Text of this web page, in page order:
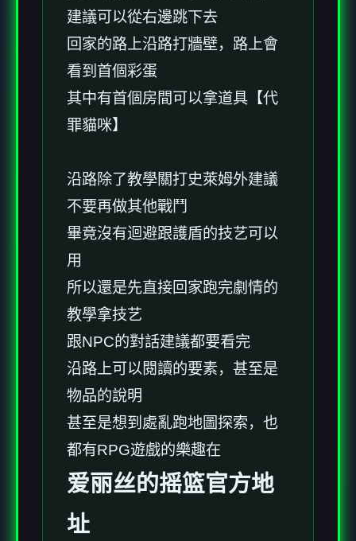
建議可以從右邊跳下去
回家的路上沿路打牆壁，路上會
看到首個彩蛋
其中有首個房間可以拿道具【代
罪貓咪】
沿路除了教學關打史萊姆外建議
不要再做其他戰鬥
畢竟沒有迴避跟護盾的技艺可以
用
所以還是先直接回家跑完劇情的
教學拿技艺
跟NPC的對話建議都要看完
沿路上可以閱讀的要素，甚至是
物品的說明
甚至是想到處亂跑地圖探索，也
都有RPG遊戲的樂趣在
爱丽丝的摇篮官方地
址